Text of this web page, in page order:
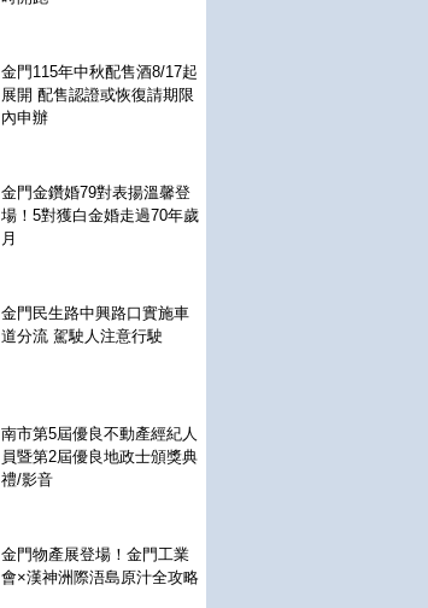
金門115年中秋配售酒8/17起
展開 配售認證或恢復請期限
內申辦
金門金鑽婚79對表揚溫馨登
場！5對獲白金婚走過70年歲
月
金門民生路中興路口實施車
道分流 駕駛人注意行駛
南市第5屆優良不動產經紀人
員暨第2屆優良地政士頒獎典
禮/影音
金門物產展登場！金門工業
會×漢神洲際浯島原汁全攻略